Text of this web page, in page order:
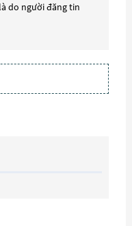
do người đăng tin